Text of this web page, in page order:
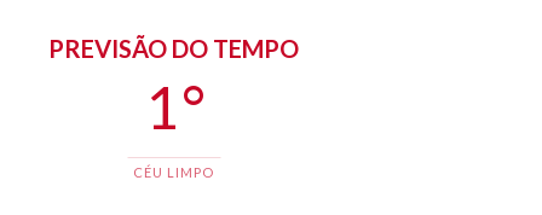
PREVISÃO DO TEMPO
1 °
CÉU LIMPO